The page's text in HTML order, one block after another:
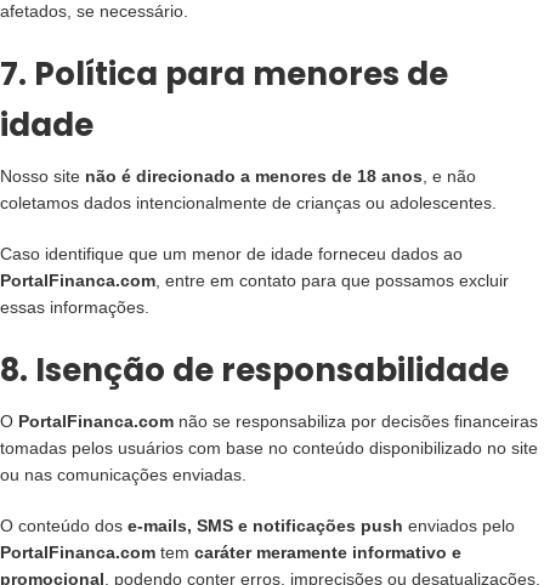
afetados, se necessário.
7. Política para menores de
idade
Nosso site não é direcionado a menores de 18 anos , e não
coletamos dados intencionalmente de crianças ou adolescentes.
Caso identifique que um menor de idade forneceu dados ao
PortalFinanca.com , entre em contato para que possamos excluir
essas informações.
8. Isenção de responsabilidade
O PortalFinanca.com não se responsabiliza por decisões financeiras
tomadas pelos usuários com base no conteúdo disponibilizado no site
ou nas comunicações enviadas.
O conteúdo dos e-mails, SMS e notificações push enviados pelo
PortalFinanca.com tem caráter meramente informativo e
promocional , podendo conter erros, imprecisões ou desatualizações.